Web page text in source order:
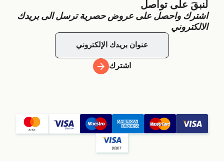
لنبقَ على تواصل
اشترك واحصل على عروض حصرية ترسل الى بريدك
الالكتروني
اشترك